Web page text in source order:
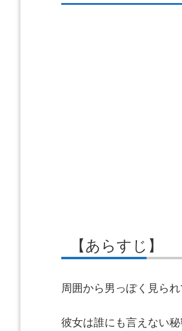
【あらすじ】
周囲から男っぽく見ら
彼女は誰にも言えない